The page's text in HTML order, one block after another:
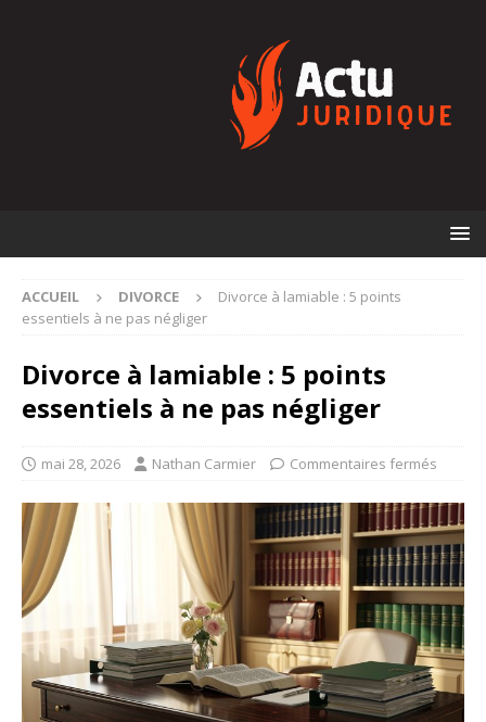
ACCUEIL DIVORCE
Divorce à lamiable : 5 points
essentiels à ne pas négliger
Divorce à lamiable : 5 points
essentiels à ne pas négliger
mai 28, 2026 Nathan Carmier Commentaires fermés